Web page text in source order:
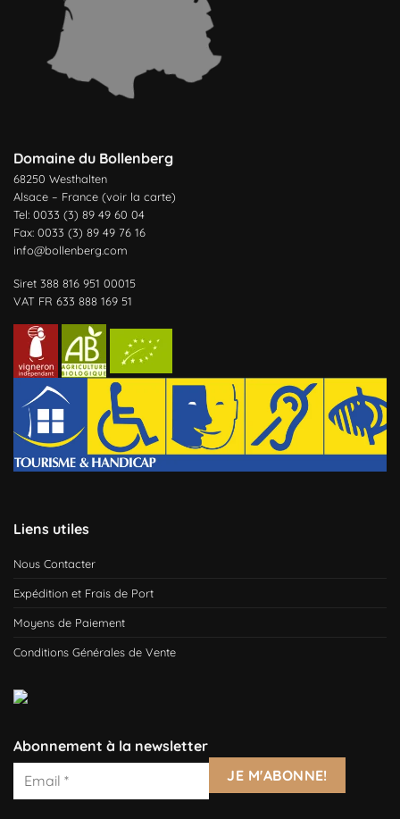
Domaine du Bollenberg
68250 Westhalten
Alsace – France (voir la carte)
Tel: 0033 (3) 89 49 60 04
Fax: 0033 (3) 89 49 76 16
info@bollenberg.com
Siret 388 816 951 00015
VAT FR 633 888 169 51
Liens utiles
Nous Contacter
Expédition et Frais de Port
Moyens de Paiement
Conditions Générales de Vente
Abonnement à la newsletter